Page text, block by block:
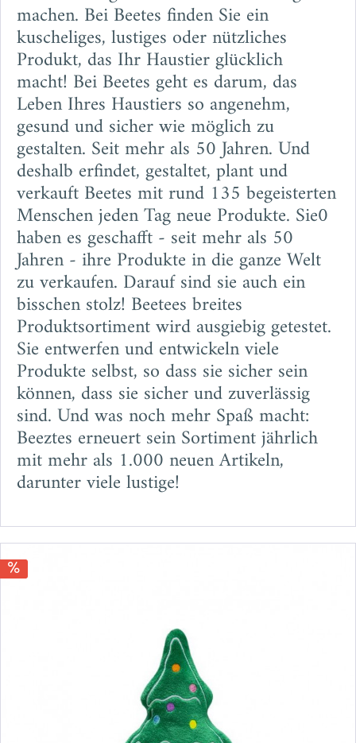
machen. Bei Beetes finden Sie ein
kuscheliges, lustiges oder nützliches
Produkt, das Ihr Haustier glücklich
macht! Bei Beetes geht es darum, das
Leben Ihres Haustiers so angenehm,
gesund und sicher wie möglich zu
gestalten. Seit mehr als 50 Jahren.Und
deshalb erfindet, gestaltet, plant und
verkauft Beetes mit rund 135 begeisterten
Menschen jeden Tag neue Produkte. Sie0
haben es geschafft - seit mehr als 50
Jahren - ihre Produkte in die ganze Welt
zu verkaufen. Darauf sind sie auch ein
bisschen stolz! Beetees breites
Produktsortiment wird ausgiebig getestet.
Sie entwerfen und entwickeln viele
Produkte selbst, so dass sie sicher sein
können, dass sie sicher und zuverlässig
sind.Und was noch mehr Spaß macht:
Beeztes erneuert sein Sortiment jährlich
mit mehr als 1.000 neuen Artikeln,
darunter viele lustige!